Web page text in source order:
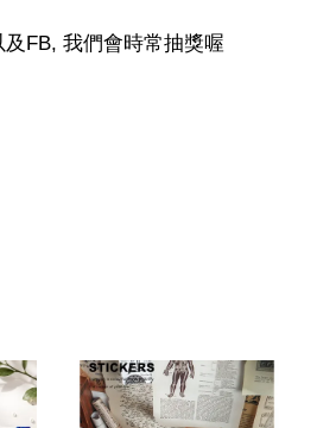
FB, 我們會時常抽獎喔